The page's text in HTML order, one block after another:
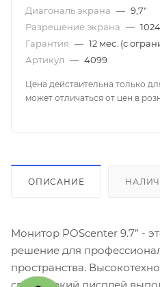
Диагональ экрана — 9,7"
Разрешение экрана —
Гарантия — 12 мес. (с
Артикул — 4099
Цена действительна только
может отличаться от цен в
ОПИСАНИЕ
Монитор POScenter 9.7” -
решение для
пространства.
сверхъяркий дисплей